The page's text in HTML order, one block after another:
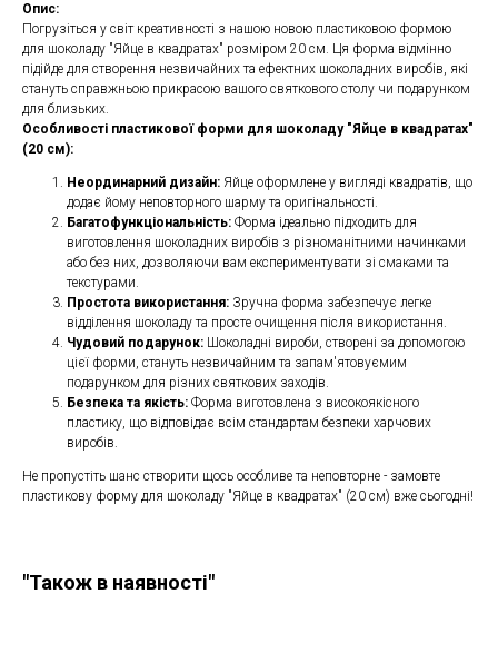
Опис:
Погрузіться у світ креативності з нашою новою пластиковою формою
для шоколаду "Яйце в квадратах" розміром 20 см. Ця форма відмінно
підійде для створення незвичайних та ефектних шоколадних виробів, які
стануть справжньою прикрасою вашого святкового столу чи подарунком
для близьких.
Особливості пластикової форми для шоколаду "Яйце в квадратах"
(20 см):
Неординарний дизайн: Яйце оформлене у вигляді квадратів, що
додає йому неповторного шарму та оригінальності.
Багатофункціональність: Форма ідеально підходить для
виготовлення шоколадних виробів з різноманітними начинками
або без них, дозволяючи вам експериментувати зі смаками та
текстурами.
Простота використання: Зручна форма забезпечує легке
відділення шоколаду та просте очищення після використання.
Чудовий подарунок: Шоколадні вироби, створені за допомогою
цієї форми, стануть незвичайним та запам'ятовуємим
подарунком для різних святкових заходів.
Безпека та якість: Форма виготовлена з високоякісного
пластику, що відповідає всім стандартам безпеки харчових
виробів.
Не пропустіть шанс створити щось особливе та неповторне - замовте
пластикову форму для шоколаду "Яйце в квадратах" (20 см) вже сьогодні!
"Також в наявності"